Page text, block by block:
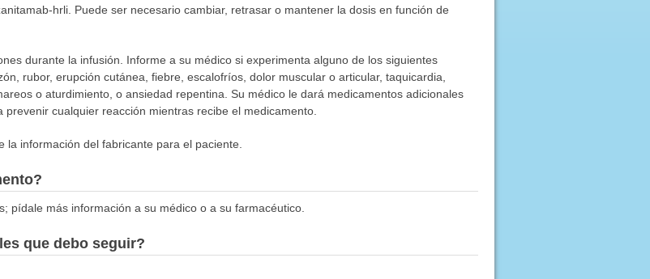
hrli. Puede ser necesario cambiar, retrasar o mantener la dosis en función de
durante la infusión. Informe a su médico si experimenta alguno de los siguientes
rubor, erupción cutánea, fiebre, escalofríos, dolor muscular o articular, taquicardia,
o aturdimiento, o ansiedad repentina. Su médico le dará medicamentos adicionales
cualquier reacción mientras recibe el medicamento.
información del fabricante para el paciente.
pídale más información a su médico o a su farmacéutico.
que debo seguir?